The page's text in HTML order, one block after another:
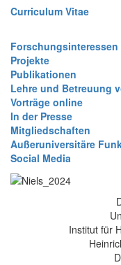
Curriculum Vitae
Forschungsinteressen
Projekte
Publikationen
Lehre und Betreuung
Vorträge online
In der Presse
Mitgliedschaften
Außeruniversitäre
Social Media
Institut für